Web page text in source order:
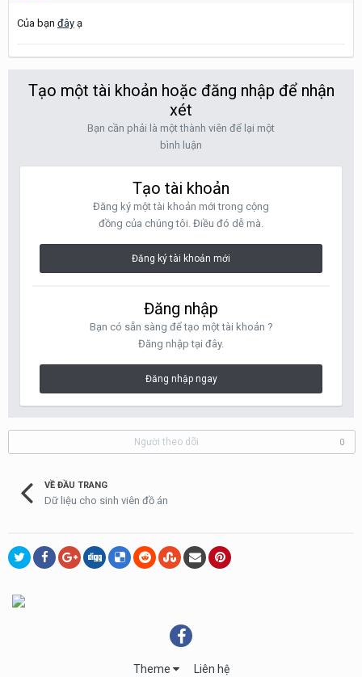
Của bạn đây ạ
Tạo một tài khoản hoặc đăng nhập để nhận
xét
Bạn cần phải là một thành viên để lại một
bình luận
Tạo tài khoản
Đăng ký một tài khoản mới trong cộng
đồng của chúng tôi. Điều đó dễ mà.
Đăng ký tài khoản mới
Đăng nhập
Bạn có sẵn sàng để tạo một tài khoản ?
Đăng nhập tại đây.
Đăng nhập ngay
Người theo dõi 0
VỀ ĐẦU TRANG
Dữ liệu cho sinh viên đồ án
Theme Liên hệ